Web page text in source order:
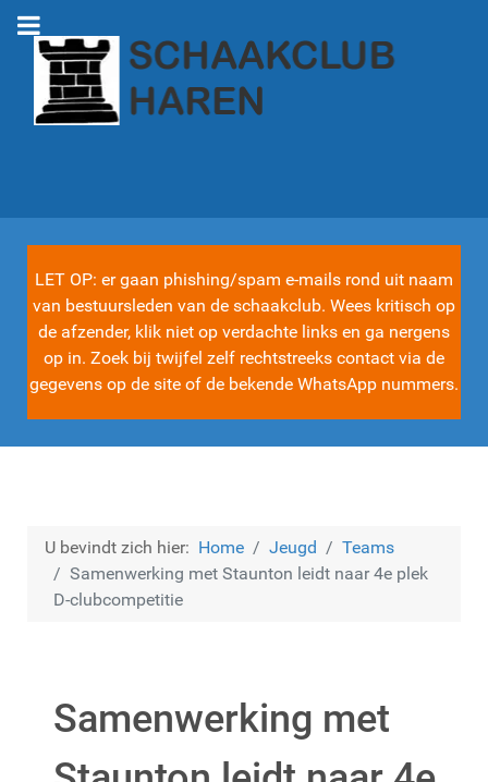
LET OP: er gaan phishing/spam e-mails rond uit naam
van bestuursleden van de schaakclub. Wees kritisch op
de afzender, klik niet op verdachte links en ga nergens
op in. Zoek bij twijfel zelf rechtstreeks contact via de
gegevens op de site of de bekende WhatsApp nummers.
U bevindt zich hier: Home Jeugd
Teams
Samenwerking met Staunton leidt naar 4e plek
D-clubcompetitie
Samenwerking met